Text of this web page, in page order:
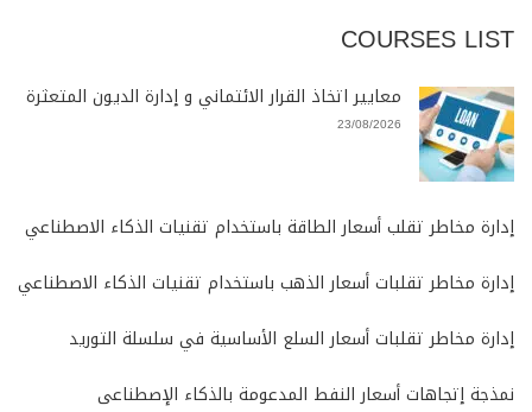
COURSES LIST
معايير اتخاذ القرار الائتماني و إدارة الديون المتعثرة
23/08/2026
إدارة مخاطر تقلب أسعار الطاقة باستخدام تقنيات الذكاء الاصطناعي
إدارة مخاطر تقلبات أسعار الذهب باستخدام تقنيات الذكاء الاصطناعي
إدارة مخاطر تقلبات أسعار السلع الأساسية في سلسلة التوريد
نمذجة إتجاهات أسعار النفط المدعومة بالذكاء الإصطناعى